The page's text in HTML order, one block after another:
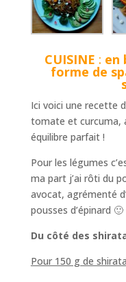
CUISINE : en
forme de
Ici voici une recette
tomate et curcuma,
équilibre parfait !
Pour les légumes
ma part j’ai rôti du
avocat, agrémenté
pousses d’épinard 🙂
Du côté des
Pour 150 g de